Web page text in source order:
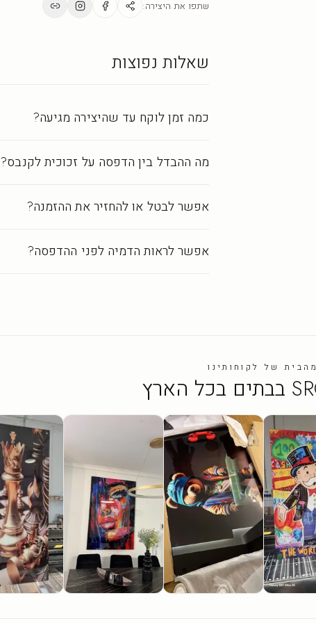
כל יצירה מודפסת ומעובדת בישראל ברמת גלריה
שתפו את היצירה:
שאלות נפוצות
כמה זמן לוקח עד שהיצירה מגיעה?
מה ההבדל בין הדפסה על זכוכית לקנבס?
אפשר לבטל או להחזיר את ההזמנה?
אפשר לראות הדמיה לפני ההדפסה?
מהבית של לקוחותינו